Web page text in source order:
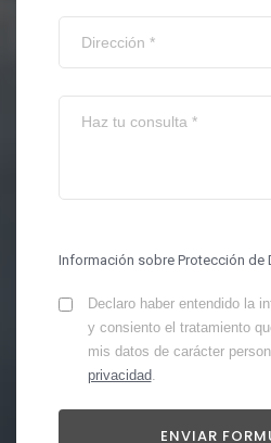
Información sobre Protección de
Declaro haber entendido la
y consiento el tratamiento
mis datos de carácter
privacidad.